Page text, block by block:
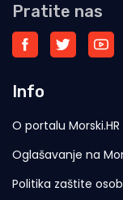
Pratite nas
Info
O portalu Morski.HR
Oglašavanje na
Politika zaštite